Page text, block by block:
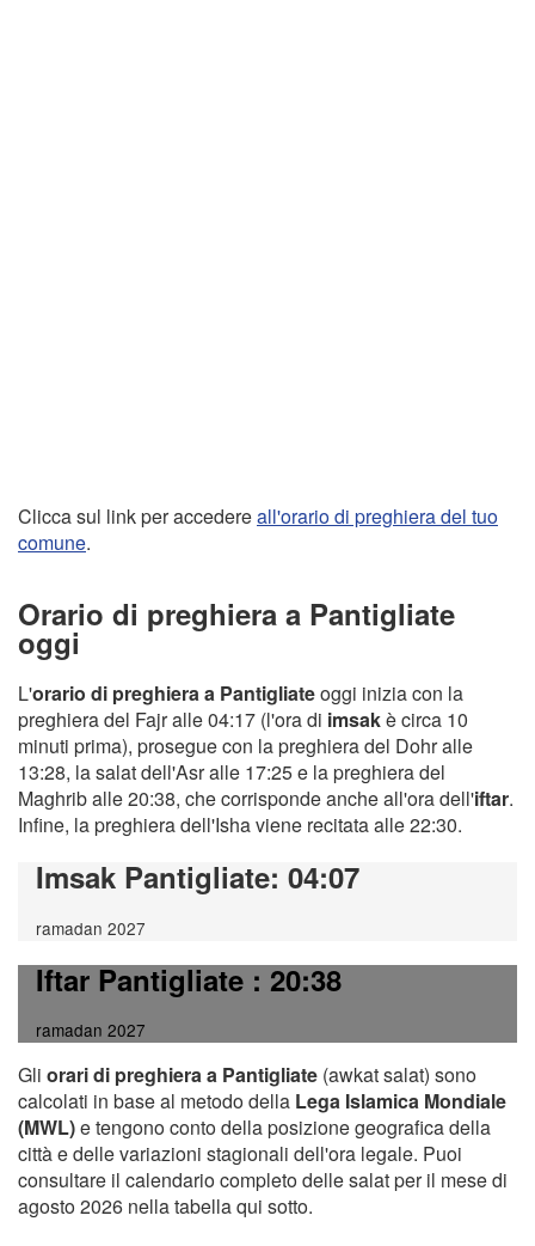
Clicca sul link per accedereall'orario di preghiera del tuo
comune.
Orario di preghiera a Pantigliate
oggi
L'orario di preghiera a Pantigliateoggi inizia con la
preghiera del Fajr alle 04:17 (l'ora di imsakè circa 10
minuti prima), prosegue con la preghiera del Dohr alle
13:28, la salat dell'Asr alle 17:25 e la preghiera del
Maghrib alle 20:38, che corrisponde anche all'ora dell'iftar.
Infine, la preghiera dell'Isha viene recitata alle 22:30.
Imsak Pantigliate: 04:07
ramadan 2027
Iftar Pantigliate: 20:38
ramadan 2027
Gli orari di preghiera a Pantigliate (awkat salat) sono
calcolati in base al metodo della Lega Islamica Mondiale
(MWL)e tengono conto della posizione geografica della
città e delle variazioni stagionali dell'ora legale. Puoi
consultare il calendario completo delle salat per il mese di
agosto 2026 nella tabella qui sotto.